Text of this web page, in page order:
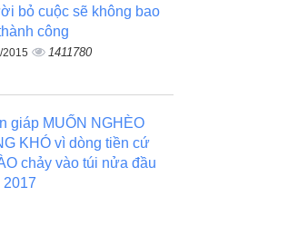
bỏ cuộc sẽ không bao
công
2015 1411780
giáp MUỐN NGHÈO
KHÓ vì dòng tiền cứ
chảy vào túi nửa đầu
2017